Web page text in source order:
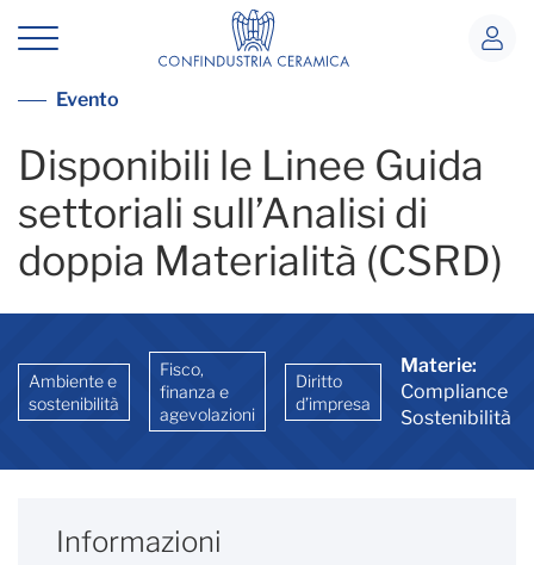
Linee Guida settoriali
Vai alla lista eventi
Evento
Disponibili le Linee Guida
settoriali sull’Analisi di
doppia Materialità (CSRD)
Ambiente e
sostenibilità
Fisco,
finanza e
agevolazioni
Diritto
d’impresa
Materie:
Compliance
Sostenibilità
Informazioni